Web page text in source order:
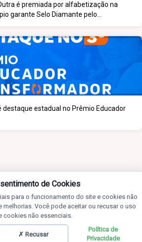
é premiada por alfabetização na
garante Selo Diamante pelo
destaque estadual no Prêmio Educador
Notícias
de Cookies
para o funcionamento do site e cookies não
melhorias. Você pode aceitar ou recusar o uso
cookies não essenciais.
✗ Recusar
Política de
Privacidade